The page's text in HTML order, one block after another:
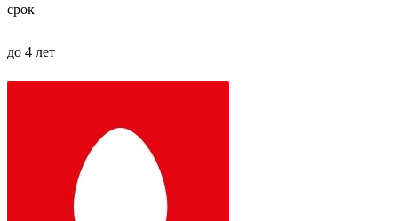
срок
до 4 лет